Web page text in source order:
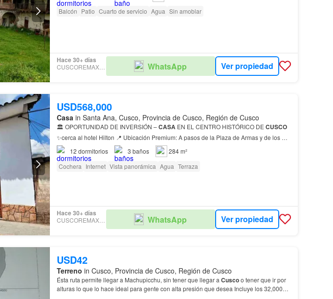
Balcón Patio Cuarto de servicio Agua Sin amoblar
Hace 30+ días
CUSCOREMAXTERRA WhatsApp Ver propiedad
USD568,000
Casa in Santa Ana, Cusco, Provincia de Cusco, Región de Cusco
🏛️ OPORTUNIDAD DE INVERSIÓN –CASA EN EL CENTRO HISTÓRICO DE CUSCO
✨cerca al hotel Hilton 📍 Ubicación Premium: A pasos de la Plaza de Armas y de los 🚀
Alta Rentabilidad: Propiedad de material noble, lista para adaptar a…
12 dormitorios 3 baños
284 m²
Cochera Internet Vista panorámica Agua Terraza
Hace 30+ días
CUSCOREMAXTERRA WhatsApp Ver propiedad
USD42
Terreno in Cusco, Provincia de Cusco, Región de Cusco
Ésta ruta permite llegar a Machupicchu, sin tener que llegar a Cuscoo tener que ir por
alturas lo que lo hace ideal para gente con alta presión que desea Incluye los 32,000